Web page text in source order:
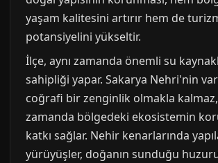
yaşam kalitesini artırır hem de
potansiyelini yükseltir.
İlçe, aynı zamanda önemli su
sahipliği yapar. Sakarya Nehri'nin
coğrafi bir zenginlik olmakla kalmaz,
zamanda bölgedeki ekosistemin
katkı sağlar. Nehir kenarlarında
yürüyüşler, doğanın sunduğu